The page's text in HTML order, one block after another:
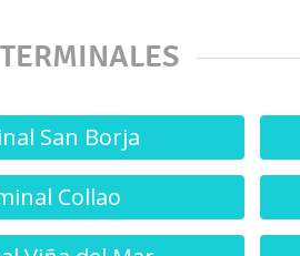
San Borja
Collao